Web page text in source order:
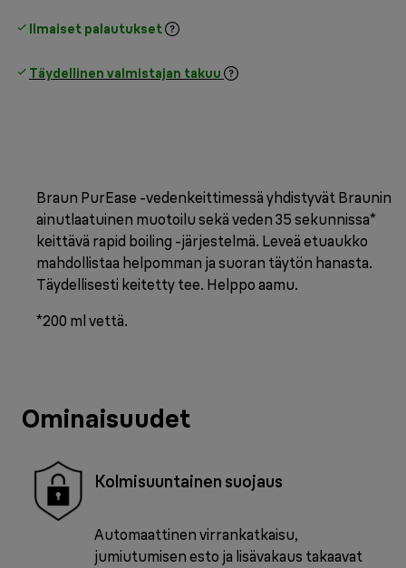
Ilmaiset palautukset
Täydellinen valmistajan takuu
Braun PurEase -vedenkeittimessä yhdistyvät Braunin
ainutlaatuinen muotoilu sekä veden 35 sekunnissa*
keittävä rapid boiling -järjestelmä. Leveä etuaukko
mahdollistaa helpomman ja suoran täytön hanasta.
Täydellisesti keitetty tee. Helppo aamu.
*200 ml vettä.
Ominaisuudet
Kolmisuuntainen suojaus
Automaattinen virrankatkaisu,
jumiutumisen esto ja lisävakaus takaavat